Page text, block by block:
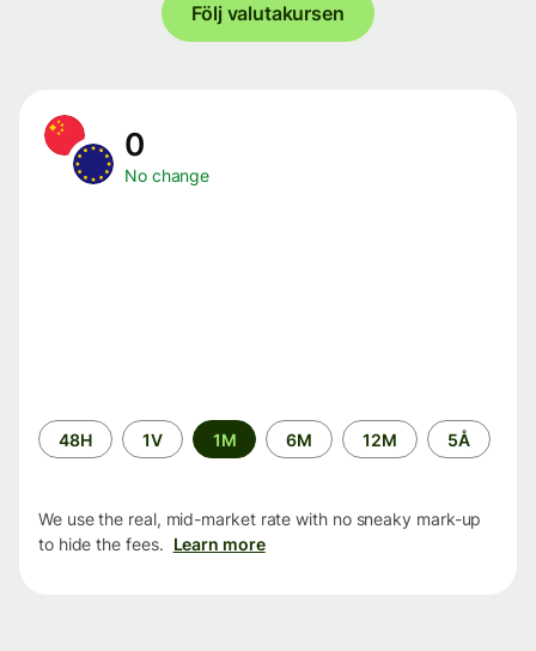
Följ valutakursen
0
No change
Time
period
48H 1V 1M 6M 12M 5Å
We use the real, mid-market rate with no sneaky mark-up
to hide the fees. Learn more